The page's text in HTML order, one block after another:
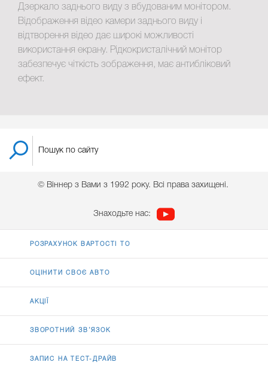
Дзеркало заднього виду з вбудованим монітором.
Відображення відео камери заднього виду і
відтворення відео дає широкі можливості
використання екрану. Рідкокристалічний монітор
забезпечує чіткість зображення, має антибліковий
ефект.
© Віннер з Вами з 1992 року. Всі права захищені.
Знаходьте нас:
РОЗРАХУНОК ВАРТОСТІ ТО
ОЦІНИТИ СВОЄ АВТО
АКЦІЇ
ЗВОРОТНИЙ ЗВ’ЯЗОК
ЗАПИС НА ТЕСТ-ДРАЙВ